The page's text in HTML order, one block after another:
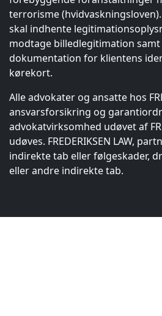
terrorisme
skal indhente
modtage billedlegitimation samt
dokumentation for klientens
kørekort.
Alle advokater og ansatte hos
ansvarsforsikring og
advokatvirksomhed udøvet af
udøves. FREDERIKSEN LAW,
indirekte tab eller følgeskader,
eller andre indirekte tab.